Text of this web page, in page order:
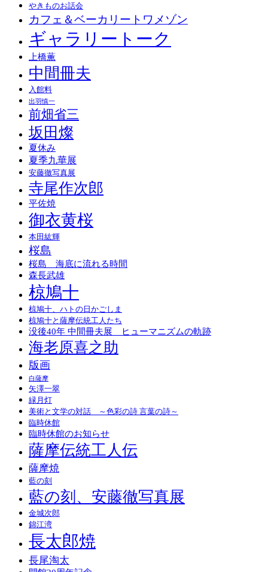
やきものお話会
カフェ＆ベーカリートワメゾン
ギャラリートーク
上橋薫
中間冊夫
入館料
出羽慎一
前畑省三
坂田燦
夏休み
夏季九華展
安藤徹写真展
寺尾作次郎
平佐焼
御衣黄桜
本田紘輝
桜島
桜島 海底に流れる時間
森長武雄
椋鳩十
椋鳩十、ハトの日かごしま
椋鳩十と薩摩伝統工人たち
没後40年 中間冊夫展 ヒューマニズムの軌跡
海老原喜之助
版画
白薩摩
矢澤一翠
緑月灯
美術と文学の対話 ～色彩の詩 言葉の詩～
臨時休館
臨時休館のお知らせ
薩摩伝統工人伝
薩摩焼
藍の刻
藍の刻、安藤徹写真展
金城次郎
錦江湾
長太郎焼
長尾淘太